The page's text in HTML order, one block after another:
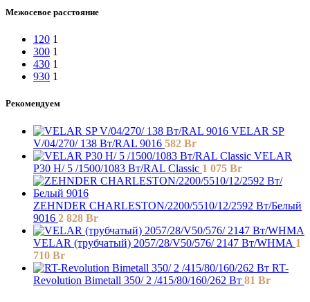
Межосевое расстояние
120 1
300 1
430 1
930 1
Рекомендуем
VELAR SP
V/04/270/ 138 Bт/RAL 9016 582 Br
VELAR
P30 H/ 5 /1500/1083 Вт/RAL Classic 1 075 Br
ZEHNDER CHARLESTON/2200/5510/12/2592 Вт/Белый
9016 2 828 Br
VELAR (трубчатый) 2057/28/V50/576/ 2147 Bт/WHMA 1
710 Br
RT-
Revolution Bimetall 350/ 2 /415/80/160/262 Вт 81 Br